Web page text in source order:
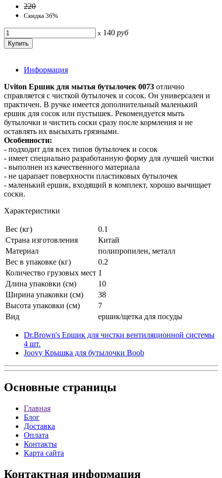
220
Скидка 36%
x 140 руб
Информация
Uviton Ершик для мытья бутылочек 0073 отлично
справляется с чисткой бутылочек и сосок. Он универсален и
практичен. В ручке имеется дополнительный маленький
ершик для сосок или пустышек. Рекомендуется мыть
бутылочки и чистить соски сразу после кормления и не
оставлять их высыхать грязными.
Особенности:
- подходит для всех типов бутылочек и сосок
- имеет специально разработанную форму для лучшей чистки
- выполнен из качественного материала
- не царапает поверхности пластиковых бутылочек
- маленький ершик, входящий в комплект, хорошо вычищает
соски.
Характеристики
Вес (кг)
0.1
Страна изготовления
Китай
Материал
полипропилен, металл
Вес в упаковке (кг)
0.2
Количество грузовых мест 1
Длина упаковки (см)
10
Ширина упаковки (см)
38
Высота упаковки (см)
7
Вид
ершик/щетка для посуды
Dr.Brown's Ершик для чистки вентиляционной системы
4 шт.
Joovy Крышка для бутылочки Boob
Основные страницы
Главная
Блог
Доставка
Оплата
Контакты
Карта сайта
Контактная информация